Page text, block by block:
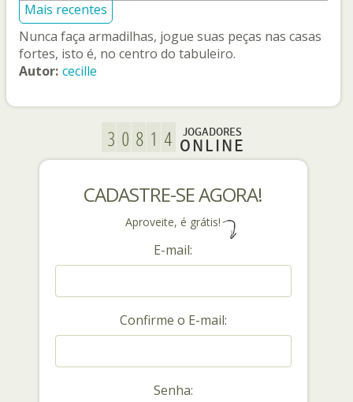
Mais recentes
Nunca faça armadilhas, jogue suas peças nas casas
fortes, isto é, no centro do tabuleiro.
Autor: cecille
JOGADORES
ONLINE
CADASTRE-SE AGORA!
Aproveite, é grátis!
E-mail:
Confirme o E-mail:
Senha: